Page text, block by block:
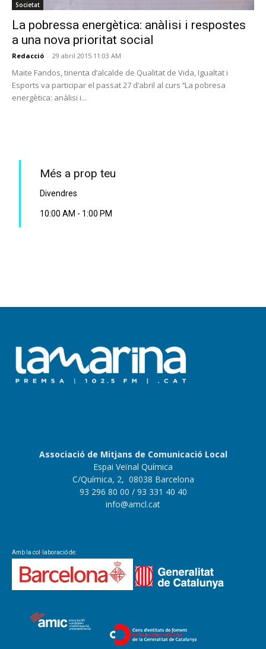
Societat
La pobressa energètica: anàlisi i respostes
a una nova prioritat social
Redacció - 29 abril 2015 11:03 AM
Maite Fandos, tinenta d’alcalde de Qualitat de Vida, Igualtat i
Esports va participar el passat 27 d’abril al curs ‘’La pobresa
energètica: anàlisi i...
Més a prop teu
Divendres
10:00 AM - 1:00 PM
Associació de Mitjans de Comunicació Local
Espai Veïnal Química
C/Química, 2, 08038 Barcelona
93 296 80 00 / 93 331 40 40
info@amcl.cat
Amb la col·laboració de: